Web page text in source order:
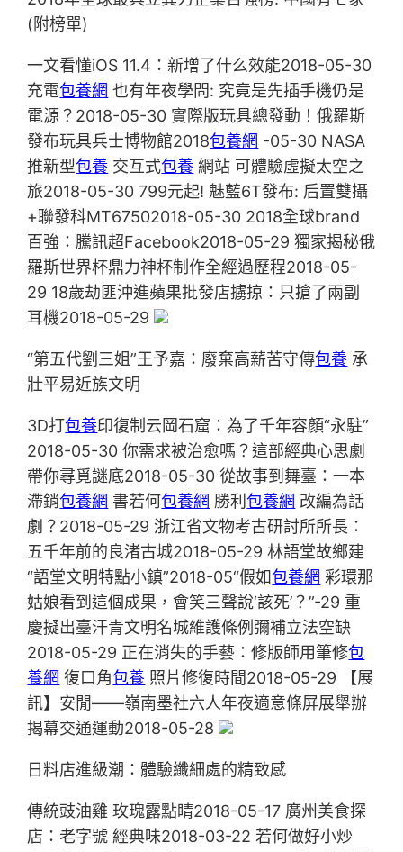
(附榜單)
一文看懂iOS 11.4：新增了什么效能2018-05-30
充電包養網 也有年夜學問: 究竟是先插手機仍是
電源？2018-05-30 實際版玩具總發動！俄羅斯
發布玩具兵士博物館2018包養網 -05-30 NASA
推新型包養 交互式包養 網站 可體驗虛擬太空之
旅2018-05-30 799元起! 魅藍6T發布: 后置雙攝
+聯發科MT67502018-05-30 2018全球brand
百強：騰訊超Facebook2018-05-29 獨家揭秘俄
羅斯世界杯鼎力神杯制作全經過歷程2018-05-
29 18歲劫匪沖進蘋果批發店擄掠：只搶了兩副
耳機2018-05-29
“第五代劉三姐”王予嘉：廢棄高薪苦守傳包養 承
壯平易近族文明
3D打包養印復制云岡石窟：為了千年容顏“永駐”
2018-05-30 你需求被治愈嗎？這部經典心思劇
帶你尋覓謎底2018-05-30 從故事到舞臺：一本
滯銷包養網 書若何包養網 勝利包養網 改編為話
劇？2018-05-29 浙江省文物考古研討所所長：
五千年前的良渚古城2018-05-29 林語堂故鄉建
“語堂文明特點小鎮”2018-05“假如包養網 彩環那
姑娘看到這個成果，會笑三聲說‘該死’？”-29 重
慶擬出臺汗青文明名城維護條例彌補立法空缺
2018-05-29 正在消失的手藝：修版師用筆修包
養網 復口角包養 照片修復時間2018-05-29 【展
訊】安閒——嶺南墨社六人年夜適意條屏展舉辦
揭幕交通運動2018-05-28
日料店進級潮：體驗纖細處的精致感
傳統豉油雞 玫瑰露點睛2018-05-17 廣州美食探
店：老字號 經典味2018-03-22 若何做好小炒